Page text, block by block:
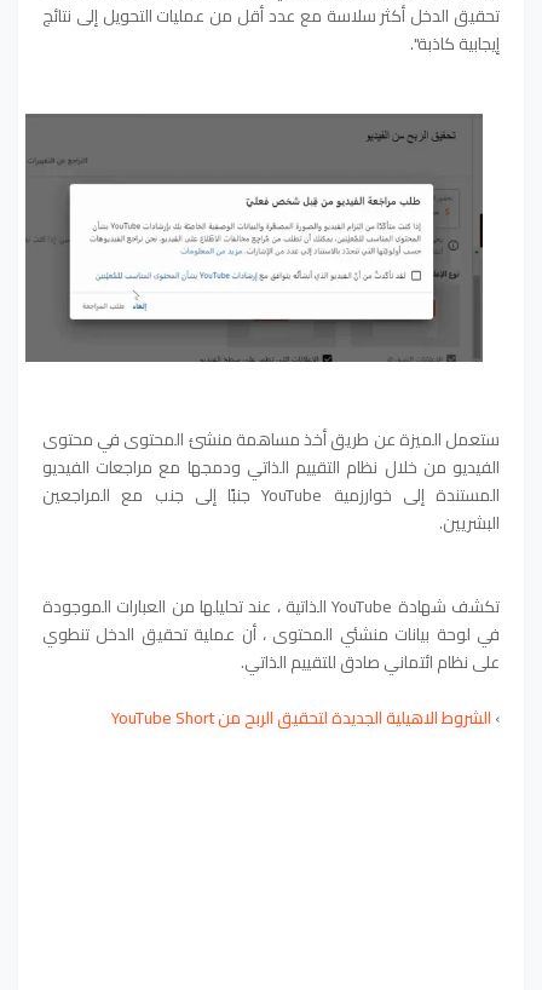
تحقيق الدخل أكثر سلاسة مع عدد أقل من عمليات التحويل إلى نتائج
إيجابية كاذبة".
ستعمل الميزة عن طريق أخذ مساهمة منشئ المحتوى في محتوى
الفيديو من خلال نظام التقييم الذاتي ودمجها مع مراجعات الفيديو
المستندة إلى خوارزمية YouTube جنبًا إلى جنب مع المراجعين
البشريين.
تكشف شهادة YouTube الذاتية ، عند تحليلها من العبارات الموجودة
في لوحة بيانات منشئي المحتوى ، أن عملية تحقيق الدخل تنطوي
على نظام ائتماني صادق للتقييم الذاتي.
›الشروط الاهيلية الجديدة لتحقيق الربح من YouTube Short